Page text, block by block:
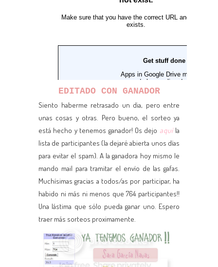
EDITADO CON GANADOR
Siento haberme retrasado un dia, pero entre
unas cosas y otras. Pero bueno, el sorteo ya
está hecho y tenemos ganador! Os dejo aquíla
lista de participantes (la dejaré abierta unos días
para evitar el spam). A la ganadora hoy mismo le
mando mail para tramitar el envío de las gafas.
Muchísimas gracias a todos/as por participar, ha
habido ni más ni menos que 764 participantes!!
Una lástima que sólo pueda ganar uno. Espero
traer más sorteos proximamente.